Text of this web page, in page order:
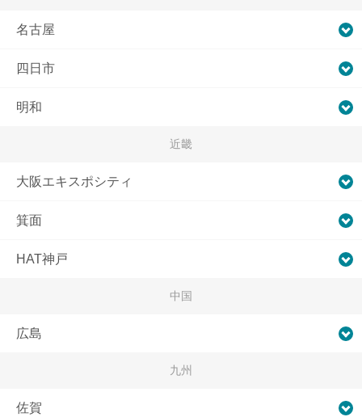
名古屋
四日市
明和
近畿
大阪エキスポシティ
箕面
HAT神戸
中国
広島
九州
佐賀